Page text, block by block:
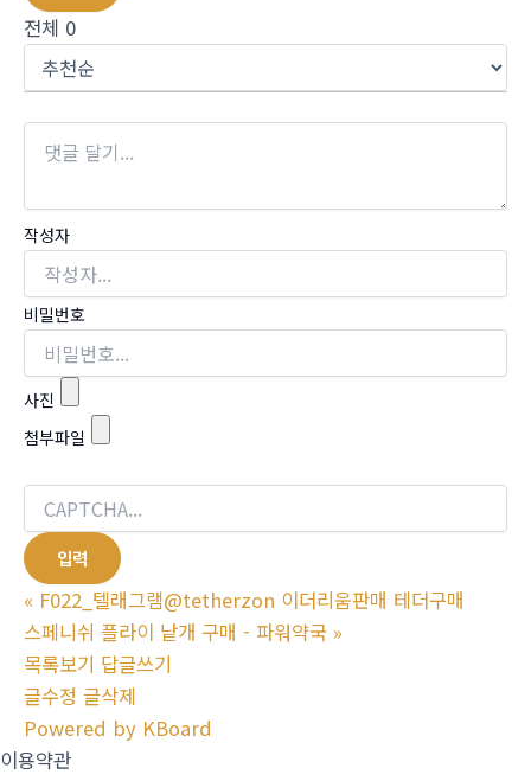
전체 0
작성자
비밀번호
사진
첨부파일
« F022_텔래그램@tetherzon 이더리움판매 테더구매
스페니쉬 플라이 낱개 구매 - 파워약국 »
목록보기 답글쓰기
글수정 글삭제
Powered by KBoard
이용약관